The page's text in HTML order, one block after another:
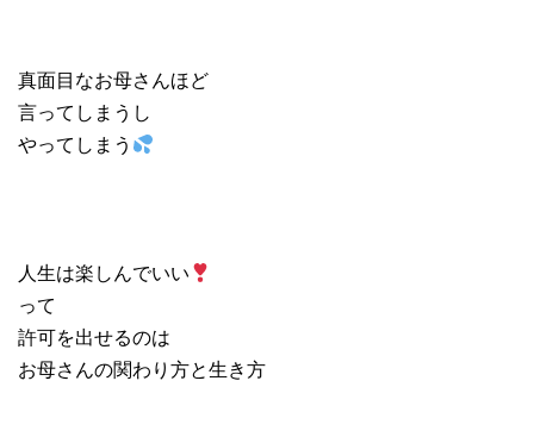
真面目なお母さんほど
言ってしまうし
やってしまう
人生は楽しんでいい
って
許可を出せるのは
お母さんの関わり方と生き方